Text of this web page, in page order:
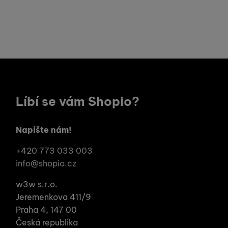
Líbí se vám Shopio?
Napište nám!
+420 773 033 003
info@shopio.cz
w3w s.r.o.
Jeremenkova 411/9
Praha 4, 147 00
Česká republika